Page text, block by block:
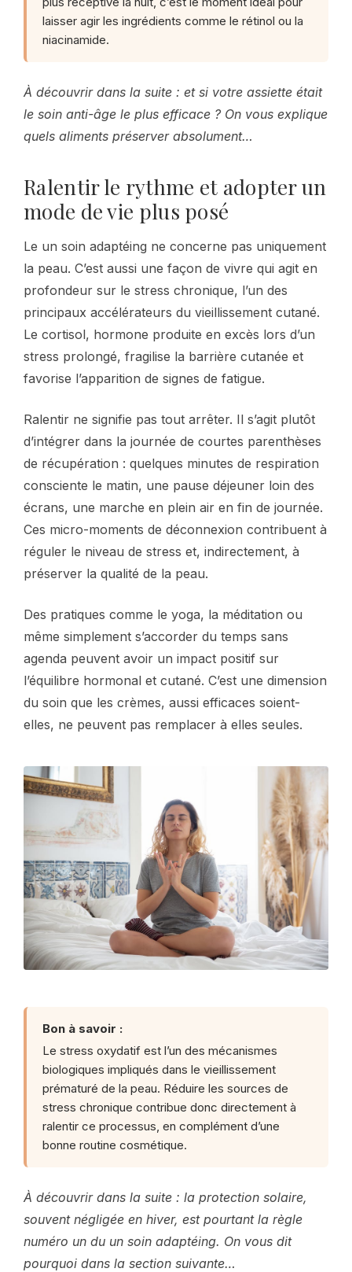
laisser agir les ingrédients comme le rétinol ou la
niacinamide.
À découvrir dans la suite : et si votre assiette était
le soin anti-âge le plus efficace ? On vous explique
quels aliments préserver absolument…
Ralentir le rythme et adopter un
mode de vie plus posé
Le un soin adaptéing ne concerne pas uniquement
la peau. C’est aussi une façon de vivre qui agit en
profondeur sur le stress chronique, l’un des
principaux accélérateurs du vieillissement cutané.
Le cortisol, hormone produite en excès lors d’un
stress prolongé, fragilise la barrière cutanée et
favorise l’apparition de signes de fatigue.
Ralentir ne signifie pas tout arrêter. Il s’agit plutôt
d’intégrer dans la journée de courtes parenthèses
de récupération : quelques minutes de respiration
consciente le matin, une pause déjeuner loin des
écrans, une marche en plein air en fin de journée.
Ces micro-moments de déconnexion contribuent à
réguler le niveau de stress et, indirectement, à
préserver la qualité de la peau.
Des pratiques comme le yoga, la méditation ou
même simplement s’accorder du temps sans
agenda peuvent avoir un impact positif sur
l’équilibre hormonal et cutané. C’est une dimension
du soin que les crèmes, aussi efficaces soient-
elles, ne peuvent pas remplacer à elles seules.
Bon à savoir :
Le stress oxydatif est l’un des mécanismes
biologiques impliqués dans le vieillissement
prématuré de la peau. Réduire les sources de
stress chronique contribue donc directement à
ralentir ce processus, en complément d’une
bonne routine cosmétique.
À découvrir dans la suite : la protection solaire,
souvent négligée en hiver, est pourtant la règle
numéro un du un soin adaptéing. On vous dit
pourquoi dans la section suivante…